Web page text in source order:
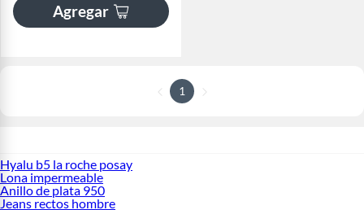
Agregar
1
Hyalu b5 la roche posay
Lona impermeable
Anillo de plata 950
Jeans rectos hombre